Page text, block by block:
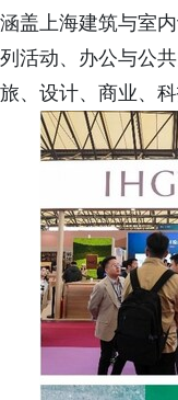
涵盖上海建筑与室
列活动、办公与公
旅、设计、商业、